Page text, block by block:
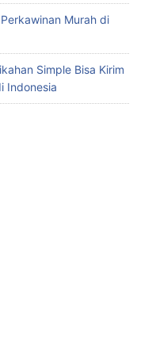
Murah di
Simple Bisa Kirim
Indonesia